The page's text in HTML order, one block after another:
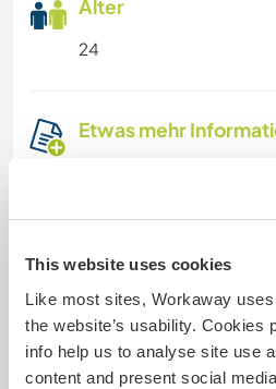
This website uses cookies
Like most sites, Workaway
the website’s usability. Cookies
info help us to analyse site use
content and present social
Alter
24
Etwas mehr
Allergien
lactose intolerant
Spezielle Ernährung